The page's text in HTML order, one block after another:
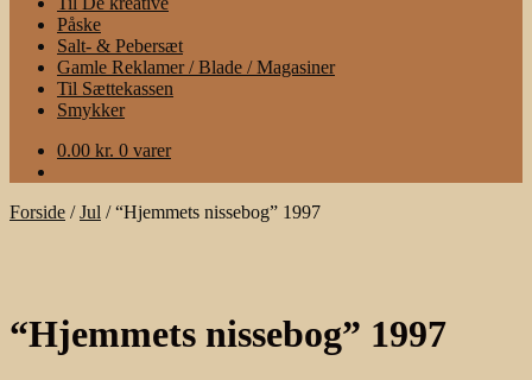
Påske
Salt- & Pebersæt
Gamle Reklamer / Blade / Magasiner
Til Sættekassen
Smykker
0.00 kr. 0 varer
Forside /Jul /“Hjemmets nissebog” 1997
“Hjemmets nissebog” 1997